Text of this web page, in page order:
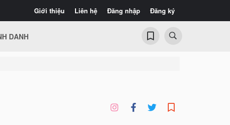
Giới thiệu Liên hệ Đăng nhập Đăng ký
DANH